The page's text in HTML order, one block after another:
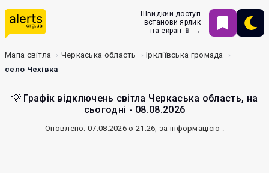
Швидкий доступ
встанови ярлик
на екран 📱 →
Мапа світла Черкаська область
Іркліївська громада
село Чехівка
💡 Графік відключень світла Черкаська область, на
сьогодні - 08.08.2026
Оновлено: 07.08.2026 о 21:26, за інформацією .